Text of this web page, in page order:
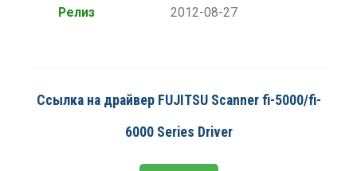
Релиз 2012-08-27
Ссылка на драйвер FUJITSU Scanner fi-5000/fi-
6000 Series Driver